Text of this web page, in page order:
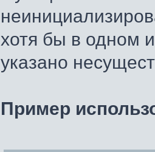
хотя бы в одном
указано
Пример